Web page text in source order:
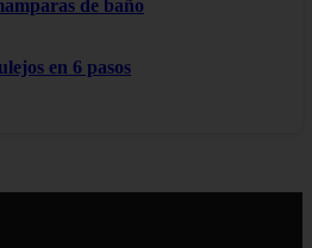
de baño
en 6 pasos